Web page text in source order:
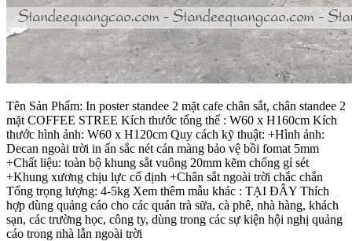
Tên Sản Phẩm: In poster standee 2 mặt cafe chân sắt, chân standee 2
mặt COFFEE STREE Kích thước tổng thể : W60 x H160cm Kích
thước hình ảnh: W60 x H120cm Quy cách kỹ thuật: +Hình ảnh:
Decan ngoài trời in ấn sắc nét cán màng bảo vệ bồi fomat 5mm
+Chất liệu: toàn bộ khung sắt vuông 20mm kẽm chống gỉ sét
+Khung xương chịu lực cố định +Chân sắt ngoài trời chắc chắn
Tổng trọng lượng: 4-5kg Xem thêm mẫu khác : TẠI ĐÂY Thích
hợp dùng quảng cáo cho các quán trà sữa, cà phê, nhà hàng, khách
sạn, các trường học, công ty, dùng trong các sự kiện hội nghị quảng
cáo trong nhà lẫn ngoài trời